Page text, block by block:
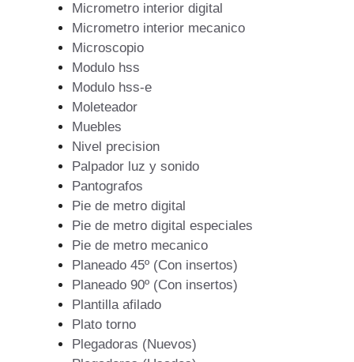
Micrometro interior digital
Micrometro interior mecanico
Microscopio
Modulo hss
Modulo hss-e
Moleteador
Muebles
Nivel precision
Palpador luz y sonido
Pantografos
Pie de metro digital
Pie de metro digital especiales
Pie de metro mecanico
Planeado 45º (Con insertos)
Planeado 90º (Con insertos)
Plantilla afilado
Plato torno
Plegadoras (Nuevos)